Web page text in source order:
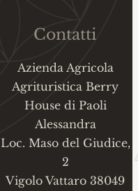
Contatti
Azienda Agricola
Agrituristica Berry
House di Paoli
Alessandra
Loc. Maso del Giudice,
2
Vigolo Vattaro 38049